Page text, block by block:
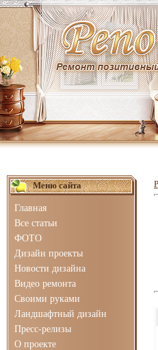
Меню сайта
Главная
Все статьи
ФОТО
Дизайн проекты
Новости дизайна
Видео ремонта
Своими руками
Ландшафтный дизайн
Пресс-релизы
О проекте